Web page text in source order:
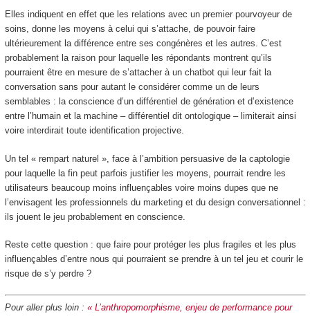
Elles indiquent en effet que les relations avec un premier pourvoyeur de
soins, donne les moyens à celui qui s’attache, de pouvoir faire
ultérieurement la différence entre ses congénères et les autres. C’est
probablement la raison pour laquelle les répondants montrent qu’ils
pourraient être en mesure de s’attacher à un chatbot qui leur fait la
conversation sans pour autant le considérer comme un de leurs
semblables : la conscience d’un différentiel de génération et d’existence
entre l’humain et la machine – différentiel dit ontologique – limiterait ainsi
voire interdirait toute identification projective.
Un tel « rempart naturel », face à l’ambition persuasive de la captologie
pour laquelle la fin peut parfois justifier les moyens, pourrait rendre les
utilisateurs beaucoup moins influençables voire moins dupes que ne
l’envisagent les professionnels du marketing et du design conversationnel :
ils jouent le jeu probablement en conscience.
Reste cette question : que faire pour protéger les plus fragiles et les plus
influençables d’entre nous qui pourraient se prendre à un tel jeu et courir le
risque de s’y perdre ?
Pour aller plus loin : « L’anthropomorphisme, enjeu de performance pour